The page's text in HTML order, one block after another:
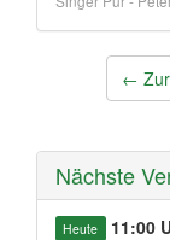
Post←
Nächste
Heute 11:00